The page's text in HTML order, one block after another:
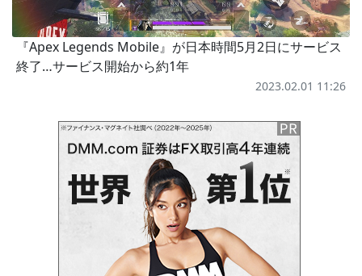
『Apex Legends Mobile』が日本時間5月2日にサービス
終了…サービス開始から約1年
2023.02.01 11:26